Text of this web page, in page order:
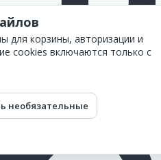
для корзины, авторизации и
cookies включаются только с
необязательные